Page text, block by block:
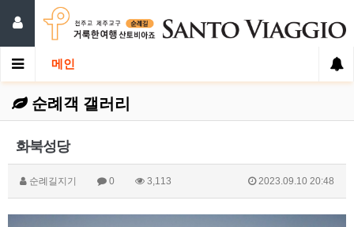
메인
순례객 갤러리
화북성당
순례길지기 0 3,113 2023.09.10 20:48